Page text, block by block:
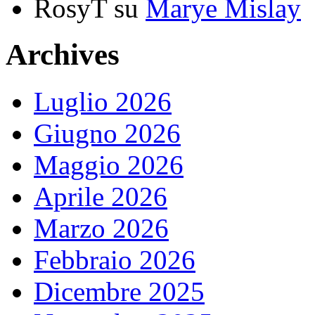
RosyTsu Marye Mislay
Archives
Luglio 2026
Giugno 2026
Maggio 2026
Aprile 2026
Marzo 2026
Febbraio 2026
Dicembre 2025